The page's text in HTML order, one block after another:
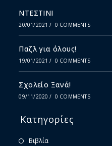
ΝΤΕΣΤΙΝΙ
20/01/2021 / 0 COMMENTS
Παζλ για όλους!
19/01/2021 / 0 COMMENTS
Σχολείο Ξανά!
09/11/2020 / 0 COMMENTS
Κατηγορίες
Βιβλία